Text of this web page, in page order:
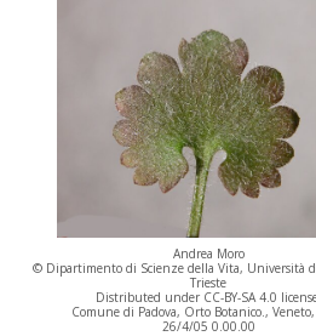
Andrea Moro
© Dipartimento di Scienze della Vita, Università
Trieste
Distributed under CC-BY-SA 4.0
Comune di Padova, Orto Botanico.,
26/4/05 0.00.00